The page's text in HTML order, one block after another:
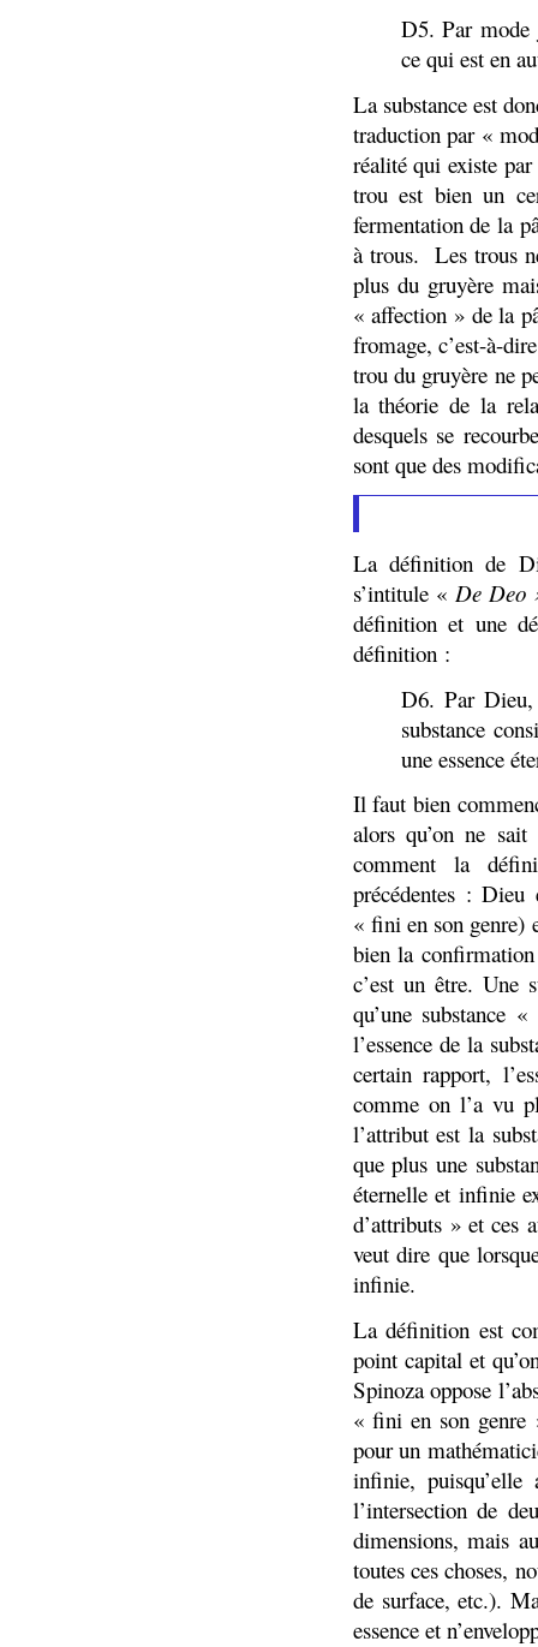
D5. Par mode
ce qui est en
La substance est
traduction par «
réalité qui existe
trou est bien un
fermentation de la
à trous. Les trous
plus du gruyère
« affection » de la
fromage, c’est-à-
trou du gruyère ne
la théorie de la
desquels se
sont que des
La définition de
s’intitule « De Deo
définition et une
définition :
D6. Par Dieu,
substance
une essence
Il faut bien
alors qu’on ne
comment la
précédentes :
« fini en son genre)
bien la confirmation
c’est un être. Une
qu’une substance
l’essence de la
certain rapport,
comme on l’a vu
l’attribut est la
que plus une
éternelle et infinie
d’attributs » et ces
veut dire que
infinie.
La définition est
point capital et
Spinoza oppose
« fini en son genre
pour un
infinie,
l’intersection de
dimensions, mais
toutes ces choses,
de surface, etc.).
essence et